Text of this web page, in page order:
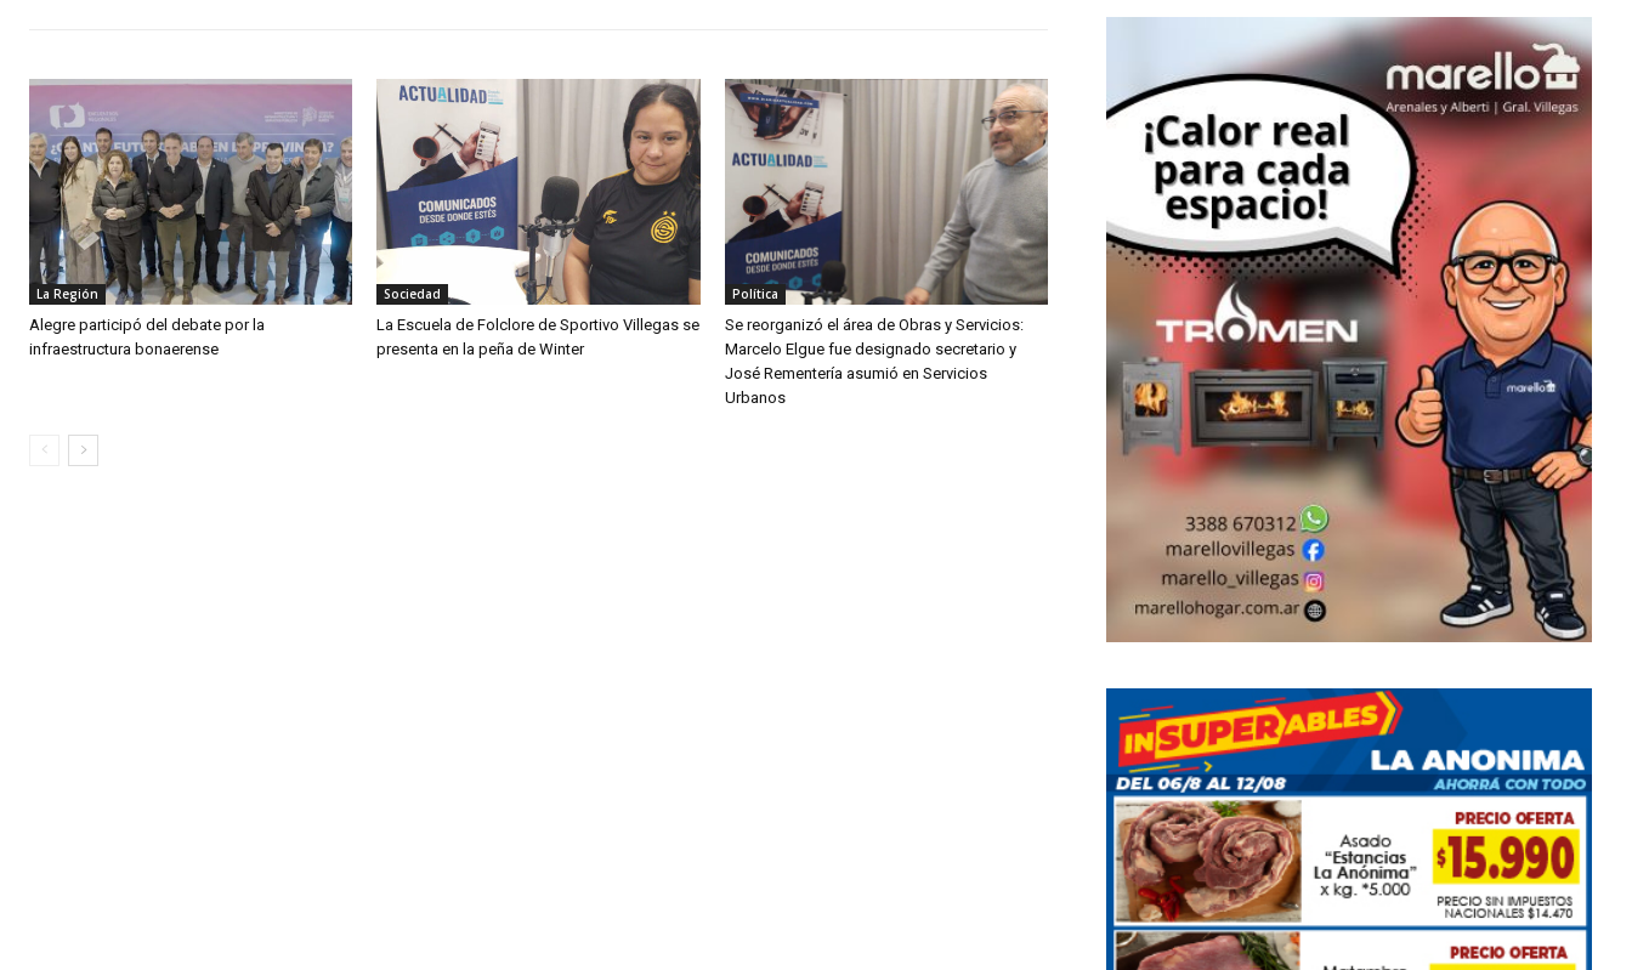
La Región
Alegre participó del debate por la
infraestructura bonaerense
Sociedad
La Escuela de Folclore de Sportivo Villegas se
presenta en la peña de Winter
Política
Se reorganizó el área de Obras y Servicios:
Marcelo Elgue fue designado secretario y
José Rementería asumió en Servicios
Urbanos